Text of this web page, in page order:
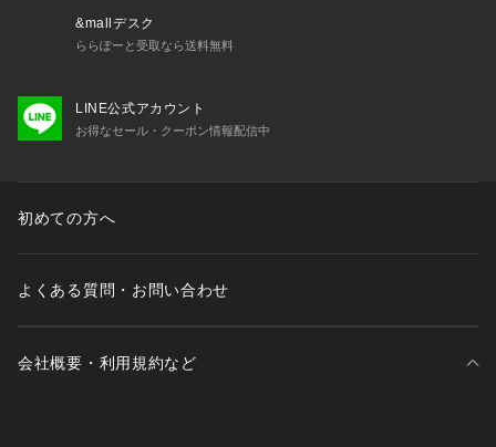
&mallデスク
ららぽーと受取なら送料無料
LINE公式アカウント
お得なセール・クーポン情報配信中
初めての方へ
よくある質問・お問い合わせ
会社概要・利用規約など